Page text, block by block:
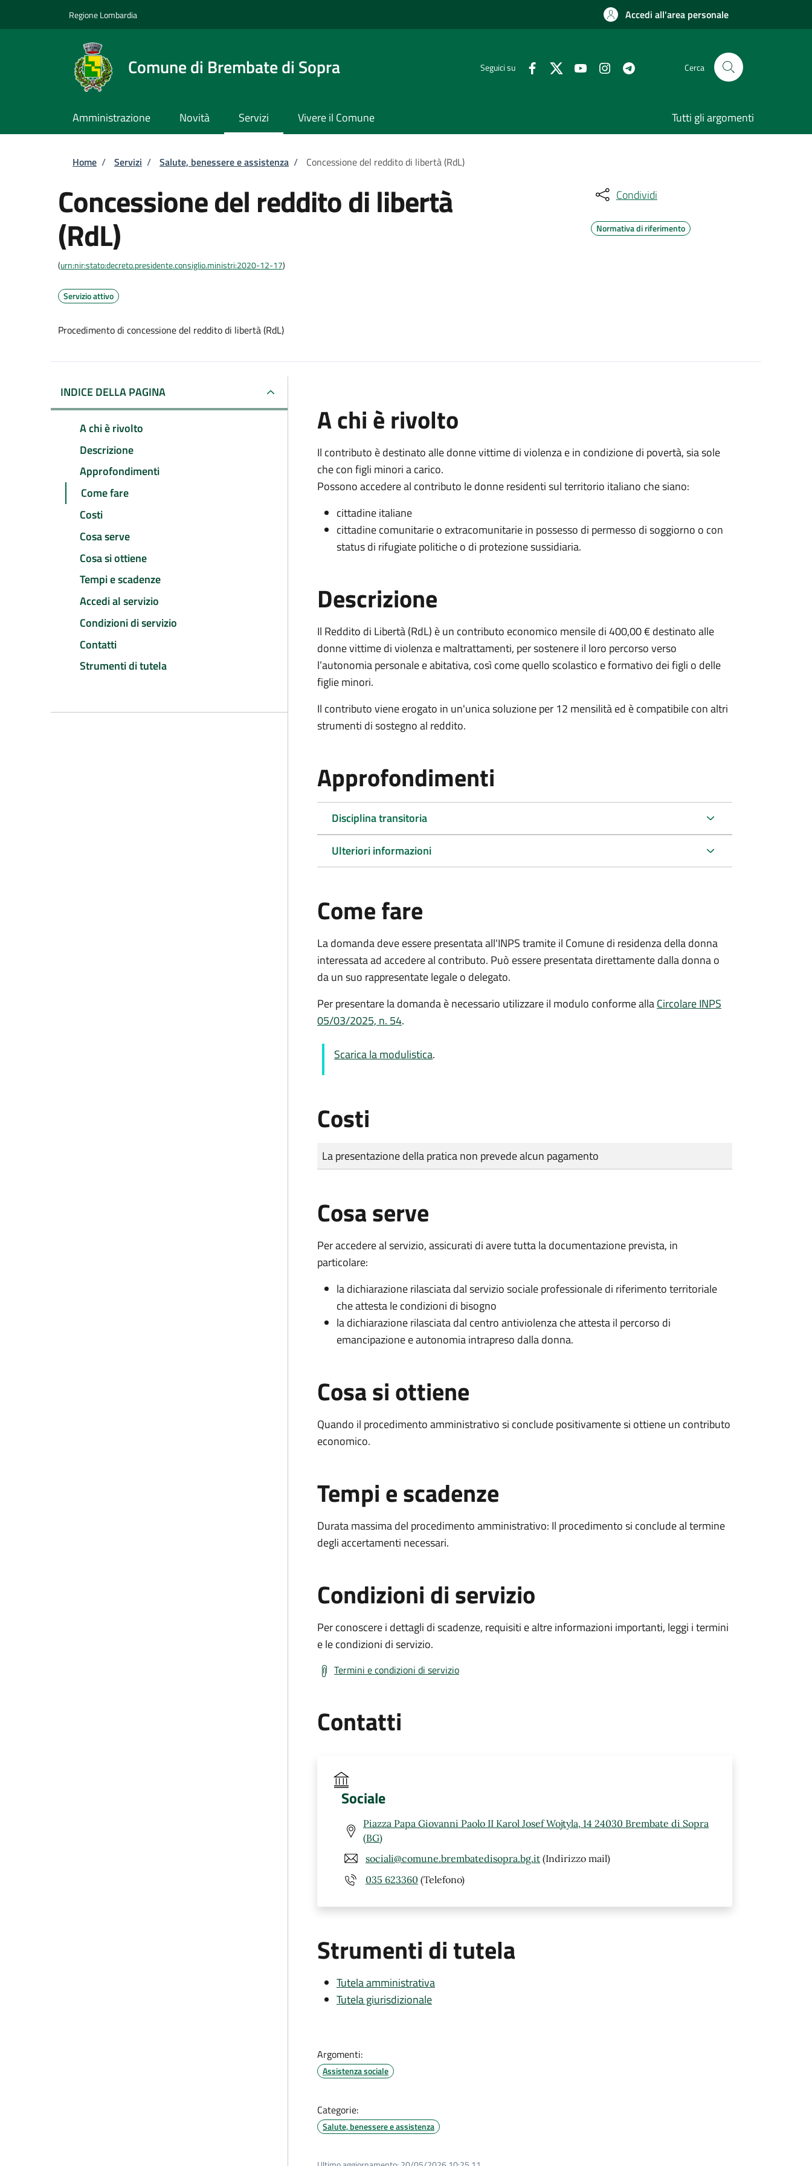
Regione Lombardia Accedi all'area personale
Comune di Brembate di Sopra Seguici su Cerca
Amministrazione Novità Servizi Vivere il Comune Tutti gli argomenti
Briciole di pane
Home / Servizi / Salute, benessere e assistenza / Concessione del reddito di libertà (RdL)
Concessione del reddito di libertà
(RdL)
(urn:nir:stato:decreto.presidente.consiglio.ministri:2020-12-17)
Servizio attivo
Procedimento di concessione del reddito di libertà (RdL)
Condividi
Normativa di riferimento
INDICE DELLA PAGINA
A chi è rivolto
Descrizione
Approfondimenti
Come fare
Costi
Cosa serve
Cosa si ottiene
Tempi e scadenze
Accedi al servizio
Condizioni di servizio
Contatti
Strumenti di tutela
A chi è rivolto
Il contributo è destinato alle donne vittime di violenza e in condizione di povertà, sia sole
che con figli minori a carico.
Possono accedere al contributo le donne residenti sul territorio italiano che siano:
cittadine italiane
cittadine comunitarie o extracomunitarie in possesso di permesso di soggiorno o con
status di rifugiate politiche o di protezione sussidiaria.
Descrizione
Il Reddito di Libertà (RdL) è un contributo economico mensile di 400,00 € destinato alle
donne vittime di violenza e maltrattamenti, per sostenere il loro percorso verso
l’autonomia personale e abitativa, così come quello scolastico e formativo dei figli o delle
figlie minori.
Il contributo viene erogato in un'unica soluzione per 12 mensilità ed è compatibile con altri
strumenti di sostegno al reddito.
Approfondimenti
Disciplina transitoria
Ulteriori informazioni
Come fare
La domanda deve essere presentata all'INPS tramite il Comune di residenza della donna
interessata ad accedere al contributo. Può essere presentata direttamente dalla donna o
da un suo rappresentate legale o delegato.
Per presentare la domanda è necessario utilizzare il modulo conforme allaCircolare INPS
05/03/2025, n. 54.
Scarica la modulistica.
Costi
Tipo di pagamento
Importo
La presentazione della pratica non prevede alcun pagamento
Cosa serve
Per accedere al servizio, assicurati di avere tutta la documentazione prevista, in
particolare:
la dichiarazione rilasciata dal servizio sociale professionale di riferimento territoriale
che attesta le condizioni di bisogno
la dichiarazione rilasciata dal centro antiviolenza che attesta il percorso di
emancipazione e autonomia intrapreso dalla donna.
Cosa si ottiene
Quando il procedimento amministrativo si conclude positivamente si ottiene un contributo
economico.
Tempi e scadenze
Durata massima del procedimento amministrativo: Il procedimento si conclude al termine
degli accertamenti necessari.
Condizioni di servizio
Per conoscere i dettagli di scadenze, requisiti e altre informazioni importanti, leggi i termini
e le condizioni di servizio.
Termini e condizioni di servizio
Contatti
Sociale
Piazza Papa Giovanni Paolo II Karol Josef Wojtyla, 14 24030 Brembate di Sopra
(BG)
sociali@comune.brembatedisopra.bg.it (Indirizzo mail)
035 623360 (Telefono)
Strumenti di tutela
Tutela amministrativa
Tutela giurisdizionale
Argomenti:
Assistenza sociale
Categorie:
Salute, benessere e assistenza